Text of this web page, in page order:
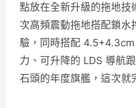
點放在全新升級的拖地
次高頻震動拖地搭配鎖水
驗，同時搭配
力、可升降的 LDS 導航
石頭的年度旗艦，這次就